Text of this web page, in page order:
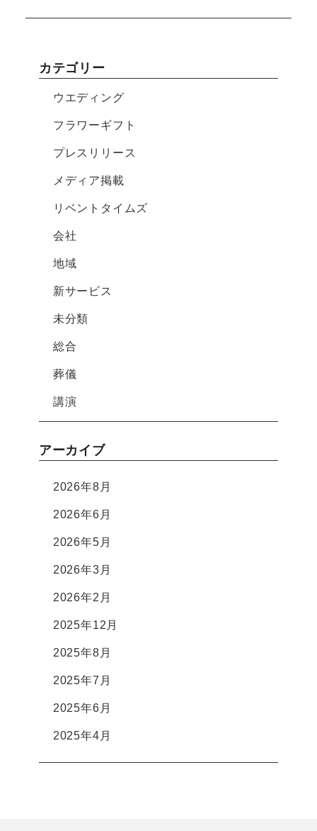
カテゴリー
ウエディング
フラワーギフト
プレスリリース
メディア掲載
リベントタイムズ
会社
地域
新サービス
未分類
総合
葬儀
講演
アーカイブ
2026年8月
2026年6月
2026年5月
2026年3月
2026年2月
2025年12月
2025年8月
2025年7月
2025年6月
2025年4月